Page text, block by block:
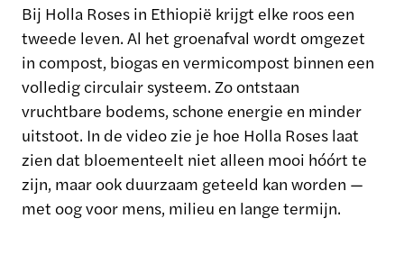
Bij Holla Roses in Ethiopië krijgt elke roos een
tweede leven. Al het groenafval wordt omgezet
in compost, biogas en vermicompost binnen een
volledig circulair systeem. Zo ontstaan
vruchtbare bodems, schone energie en minder
uitstoot. In de video zie je hoe Holla Roses laat
zien dat bloementeelt niet alleen mooi hóórt te
zijn, maar ook duurzaam geteeld kan worden —
met oog voor mens, milieu en lange termijn.